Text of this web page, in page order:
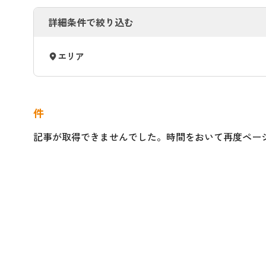
詳細条件で絞り込む
エリア
件
記事が取得できませんでした。時間をおいて再度ペー